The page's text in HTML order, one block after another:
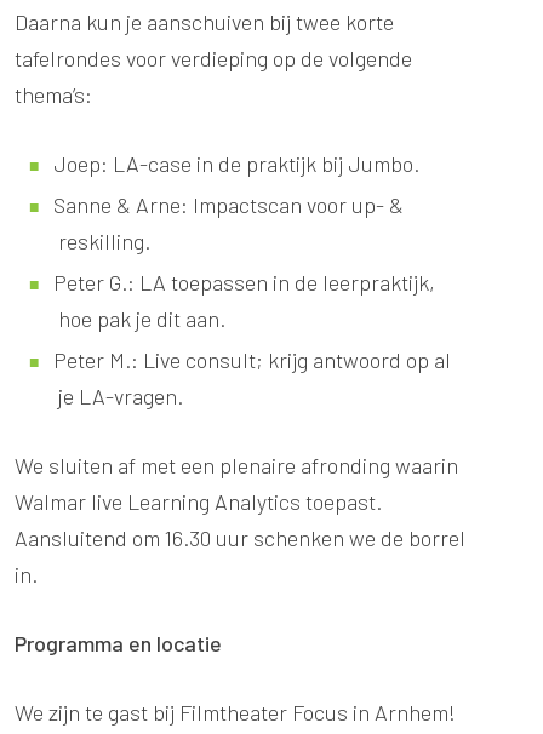
Daarna kun je aanschuiven bij twee korte
tafelrondes voor verdieping op de volgende
thema’s:
Joep: LA-case in de praktijk bij Jumbo.
Sanne & Arne: Impactscan voor up- &
reskilling.
Peter G.: LA toepassen in de leerpraktijk,
hoe pak je dit aan.
Peter M.: Live consult; krijg antwoord op al
je LA-vragen.
We sluiten af met een plenaire afronding waarin
Walmar live Learning Analytics toepast.
Aansluitend om 16.30 uur schenken we de borrel
in.
Programma en locatie
We zijn te gast bij Filmtheater Focus in Arnhem!